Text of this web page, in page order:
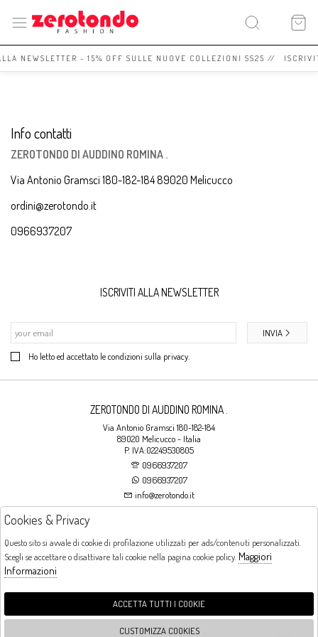
NEWSLETTER - 15% OFF SULLE NUOVE COLLEZIONI SS25 //
Info contatti
ZEROTONDO DI AUDDINO ROMINA .
Via Antonio Gramsci 180-182-184 89020 Melicucco
ordini@zerotondo.it
0966937207
ISCRIVITI ALLA NEWSLETTER
Ho letto ed accettato le condizioni sulla privacy.
INVIA
ZEROTONDO DI AUDDINO ROMINA .
Via Antonio Gramsci 180-182-184
89020 Melicucco - Italia
P. IVA:02249530805
0966937207
0966937207
info@zerotondo.it
Orari di apertura
LUNEDI: CHIUSO LA MATTINA - DALLE 16:00 ALLE 20:00 DAL MARTEDI AL
Cookies & Privacy
Questo sito si avvale di cookie di profilazione utilizzati per ads/contenuti personalizzati.
Scegli se accettare o disattivare tali cookie nella pagina cookie policy. Maggiori
Informazioni
ACCETTA TUTTI I COOKIE
CUSTOMIZZA COOKIES